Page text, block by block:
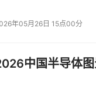
年05月26日 15点00分
中国半导体